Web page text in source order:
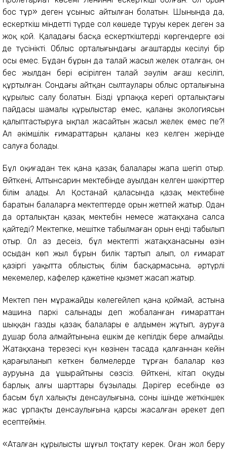
бос тұр» деген ұсыныс айтылған болатын. Шынында да,
ескерткіш міндетті түрде сол көшеде тұруы керек деген заң
жоқ қой. Қаладағы басқа ескерткіштерді көргендерге өзі
де түсінікті. Облыс орталығындағы ағаштардың кесілуі бір
осы емес. Бұдан бұрын да талай жасыл желек оталған, он
бес жылдан бері өсірілген талай зәулім ағаш кесіліп,
құртылған. Сондағы айтқан сылтаулары облыс орталығына
құрылыс салу болатын. Біздің ұрпаққа керегі орталықтағы
пайдасы шамалы құрылыстар емес, қаланың экологиясын
қалыптастыруға ықпал жасайтын жасыл желек емес пе?!
Ал әкімшілік ғимараттарын қаланың кез келген жерінде
салуға болады.
Бұл оқиғадан тек қана қазақ балалары жапа шегіп отыр.
Өйткені, Алтынсарин мектебінде ауылдан келген шәкірттер
білім алады. Ал Қостанай қаласында қазақ мектебіне
баратын балаларға мектептерде орын жетпей жатыр. Одан
да орталықтан қазақ мектебін немесе жатақхана салса
қайтеді? Мектепке, мешітке табылмаған орын енді табылып
отыр. Ол аз десеңіз, бұл мектептің жатақханасының өзін
осыдан көп жыл бұрын билік тартып алып, ол ғимарат
қазіргі уақытта облыстық білім басқармасына, әртүрлі
мекемелер, кафелер қажетіне қызмет жасап жатыр.
Мектеп пен мұражайды көлегейлеп қана қоймай, астына
машина паркі салынады деп жобаланған ғимараттан
шыққан газды қазақ балалары ең алдымен жұтып, ауруға
душар бола алмайтынына ешкім де кепілдік бере алмайды.
Жатақхана терезесі күн көзінен тасада қалғаннан кейін
қараңғыланып кеткен бөлмелерде тұрған балалар көз
ауруына да ұшырайтыны сөзсіз. Өйткені, кітап оқудың
барлық алғы шарттары бұзылады. Дәрігер есебінде өз
басым бұл халықтың денсаулығына, соның ішінде жеткіншек
жас ұрпақтың денсаулығына қарсы жасалған әрекет деп
есептеймін.
«Аталған құрылысты шұғыл тоқтату керек. Оған жол беру